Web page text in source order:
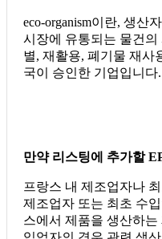
eco-organism이란, 생산
시장에 유통되는 물건
별, 재활용, 폐기물 재사
국이 승인한 기업입니다.
만약 리스팅에 추가할
프랑스 내 제조업자나
제조업자 또는 최초 수
스에서 제품을 생산하